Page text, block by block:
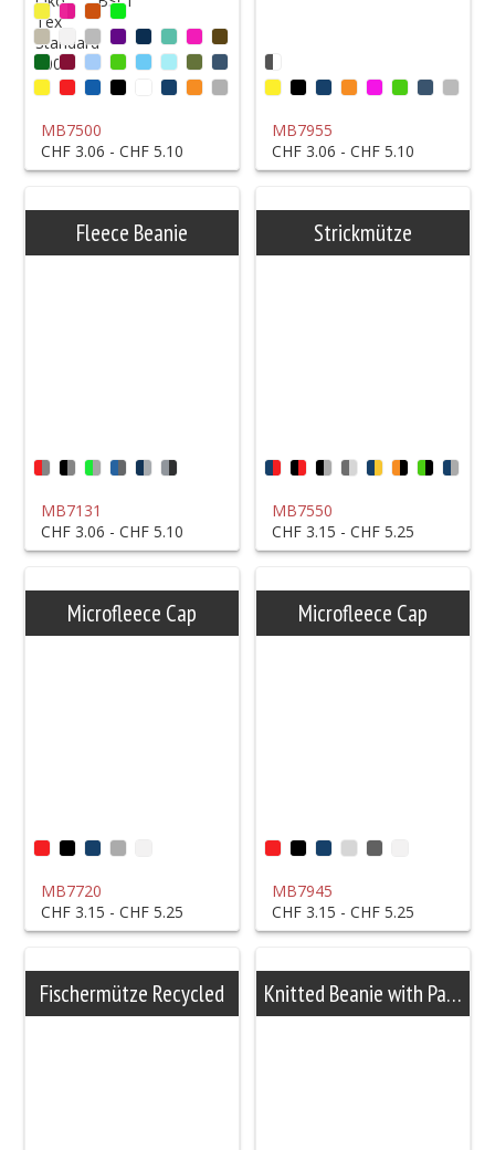
MB7500
CHF 3.06 - CHF 5.10
MB7955
CHF 3.06 - CHF 5.10
Fleece Beanie
MB7131
CHF 3.06 - CHF 5.10
Strickmütze
MB7550
CHF 3.15 - CHF 5.25
Microfleece Cap
MB7720
CHF 3.15 - CHF 5.25
Microfleece Cap
MB7945
CHF 3.15 - CHF 5.25
Fischermütze Recycled Knitted Beanie with Patch